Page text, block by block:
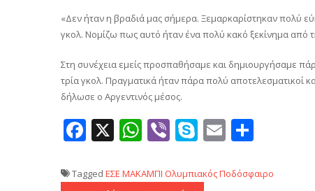
«Δεν ήταν η βραδιά μας σήμερα. Ξεμαρκαρίστηκαν πολύ
γκολ. Νομίζω πως αυτό ήταν ένα πολύ κακό ξεκίνημα από
Στη συνέχεια εμείς προσπαθήσαμε και δημιουργήσαμε
τρία γκολ. Πραγματικά ήταν πάρα πολύ αποτελεσματικοί
δήλωσε ο Αργεντινός μέσος.
Facebook
X WhatsApp
ViberSkype
Email
Tagged ΕΣΕ ΜΑΚΑΜΠΙ ΟλυμπιακόςΠοδόσφαιρο